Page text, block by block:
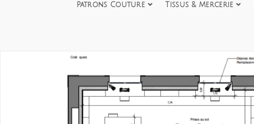
Patrons Couture Tissus & Mercerie